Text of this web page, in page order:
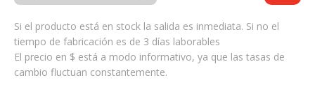
Si el producto está en stock la salida es inmediata. Si no el
tiempo de fabricación es de 3 días laborables
El precio en $ está a modo informativo, ya que las tasas de
cambio fluctuan constantemente.